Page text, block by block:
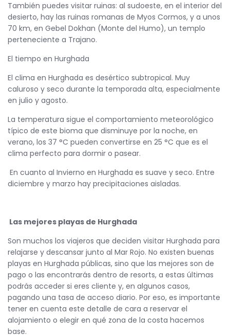
También puedes visitar ruinas: al sudoeste, en el interior del
desierto, hay las ruinas romanas de Myos Cormos, y a unos
70 km, en Gebel Dokhan (Monte del Humo), un templo
perteneciente a Trajano.
El tiempo en Hurghada
El clima en Hurghada es desértico subtropical. Muy
caluroso y seco durante la temporada alta, especialmente
en julio y agosto.
La temperatura sigue el comportamiento meteorológico
típico de este bioma que disminuye por la noche, en
verano, los 37 °C pueden convertirse en 25 °C que es el
clima perfecto para dormir o pasear.
En cuanto al Invierno en Hurghada es suave y seco. Entre
diciembre y marzo hay precipitaciones aisladas.
Las mejores playas de Hurghada
Son muchos los viajeros que deciden visitar Hurghada para
relajarse y descansar junto al Mar Rojo. No existen buenas
playas en Hurghada públicas, sino que las mejores son de
pago o las encontrarás dentro de resorts, a estas últimas
podrás acceder si eres cliente y, en algunos casos,
pagando una tasa de acceso diario. Por eso, es importante
tener en cuenta este detalle de cara a reservar el
alojamiento o elegir en qué zona de la costa hacemos
base.